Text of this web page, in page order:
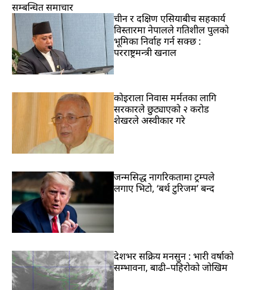
सम्बन्धित समाचार
चीन र दक्षिण एसियाबीच सहकार्य
विस्तारमा नेपालले गतिशील पुलको
भूमिका निर्वाह गर्न सक्छ :
परराष्ट्रमन्त्री खनाल
कोइराला निवास मर्मतका लागि
सरकारले छुट्याएको २ करोड
शेखरले अस्वीकार गरे
जन्मसिद्ध नागरिकतामा ट्रम्पले
लगाए भिटो, ‘बर्थ टुरिजम’ बन्द
देशभर सक्रिय मनसुन : भारी वर्षाको
सम्भावना, बाढी–पहिरोको जोखिम